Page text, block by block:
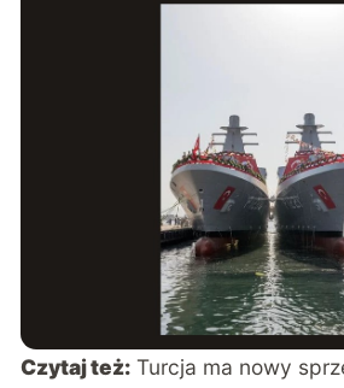
Czytaj też: Turcja ma nowy